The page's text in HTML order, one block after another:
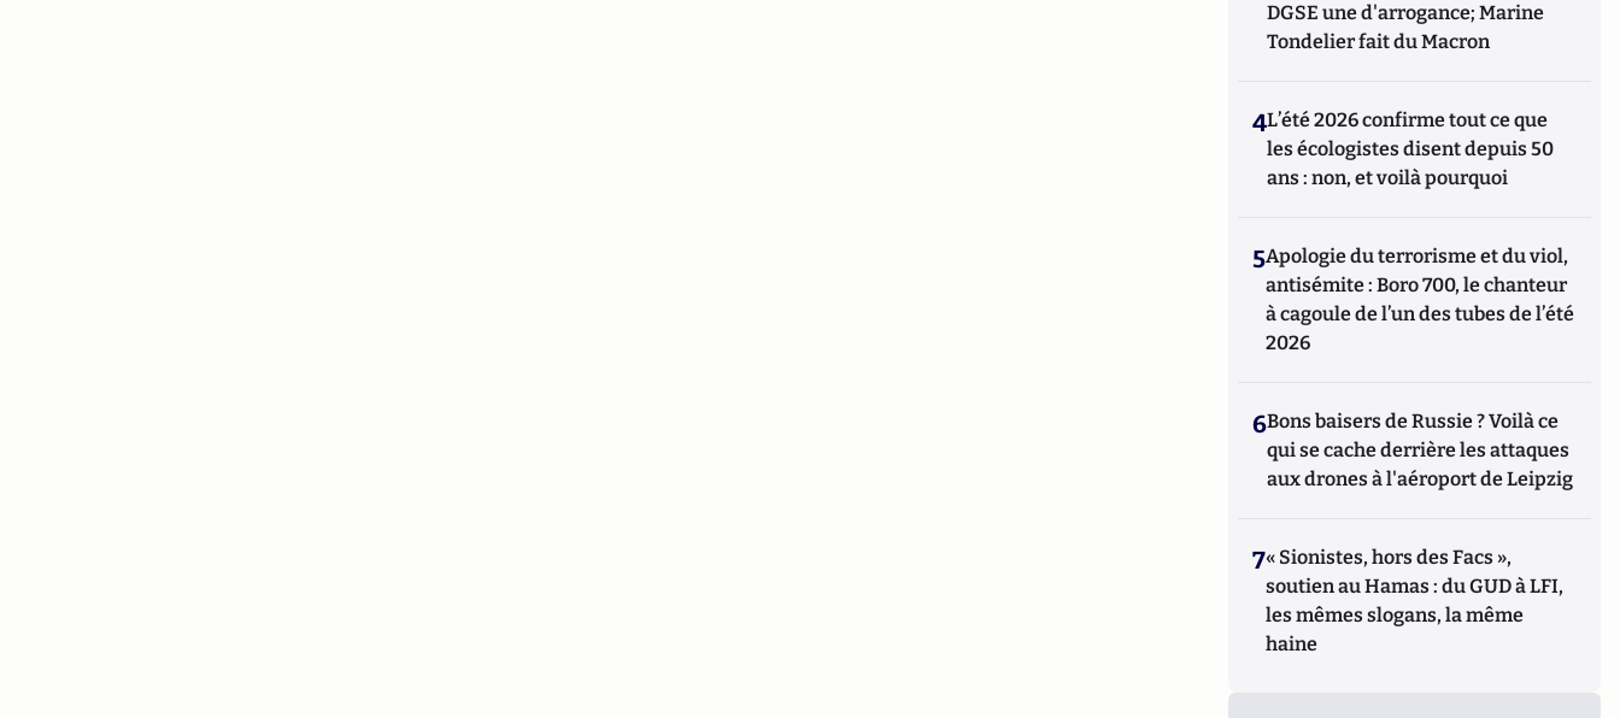
DGSE une d'arrogance; Marine
Tondelier fait du Macron
4L’été 2026 confirme tout ce que
les écologistes disent depuis 50
ans : non, et voilà pourquoi
5Apologie du terrorisme et du viol,
antisémite : Boro 700, le chanteur
à cagoule de l’un des tubes de l’été
2026
6Bons baisers de Russie ? Voilà ce
qui se cache derrière les attaques
aux drones à l'aéroport de Leipzig
7« Sionistes, hors des Facs »,
soutien au Hamas : du GUD à LFI,
les mêmes slogans, la même
haine